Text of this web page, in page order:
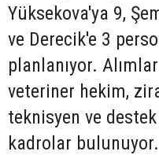
Yüksekova'ya 9,
ve Derecik'e 3
planlanıyor.
veteriner hekim,
teknisyen ve
kadrolar bulunuyor.